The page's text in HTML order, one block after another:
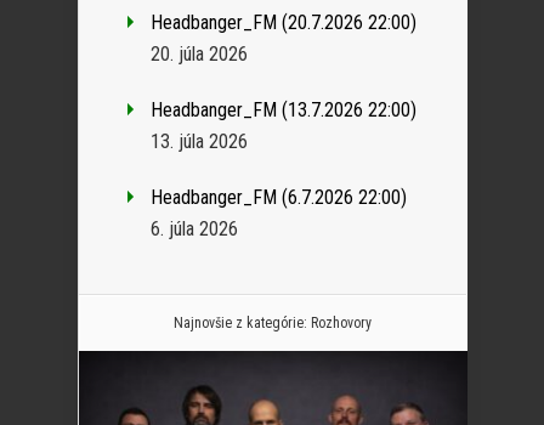
Headbanger_FM (20.7.2026 22:00)
20. júla 2026
Headbanger_FM (13.7.2026 22:00)
13. júla 2026
Headbanger_FM (6.7.2026 22:00)
6. júla 2026
Najnovšie z kategórie: Rozhovory